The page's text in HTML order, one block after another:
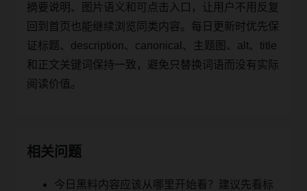
摘要说明、图片语义和可点击入口，让用户不用反复
回到首页也能继续浏览同类内容。每日更新时优先保
证标题、description、canonical、主题图、alt、title
和正文关键词保持一致，避免只替换词语而没有实际
阅读价值。
相关问题
今日黑料内容应该从哪里开始看？建议先看标